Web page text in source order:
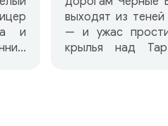
и
выходят из
— и ужас
крылья над